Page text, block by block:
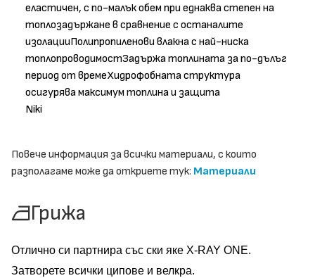
еластичен, с по-малък обем при еднаква степен на
топлозадържане в сравнение с останалите
изолацииПолипропиленови влакна с най-ниска
топлопроводимостЗадържа топлината за по-дълъг
период от времеХидрофобната структура
осигурява максимум топлина и защита
Niki
Повече информация за всички материали, с които
разполагаме може да откриете тук: Материали
Грижа
Отлично си партнира със ски яке X-RAY ONE.
Затворете всички ципове и велкра.